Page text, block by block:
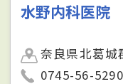
水野内科医院
奈良県北葛城
0745-56-5290